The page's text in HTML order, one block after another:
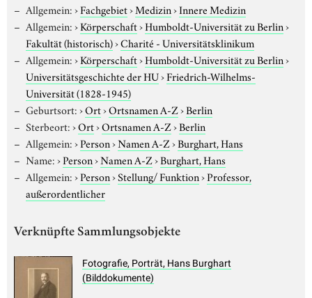
Allgemein:›Fachgebiet›Medizin›Innere Medizin
Allgemein:›Körperschaft›Humboldt-Universität zu Berlin›
Fakultät (historisch)›Charité - Universitätsklinikum
Allgemein:›Körperschaft›Humboldt-Universität zu Berlin›
Universitätsgeschichte der HU›Friedrich-Wilhelms-
Universität (1828-1945)
Geburtsort:›Ort›Ortsnamen A-Z›Berlin
Sterbeort:›Ort›Ortsnamen A-Z›Berlin
Allgemein:›Person›Namen A-Z›Burghart, Hans
Name:›Person›Namen A-Z›Burghart, Hans
Allgemein:›Person›Stellung/ Funktion›Professor,
außerordentlicher
Verknüpfte Sammlungsobjekte
Fotografie, Porträt, Hans Burghart
(Bilddokumente)